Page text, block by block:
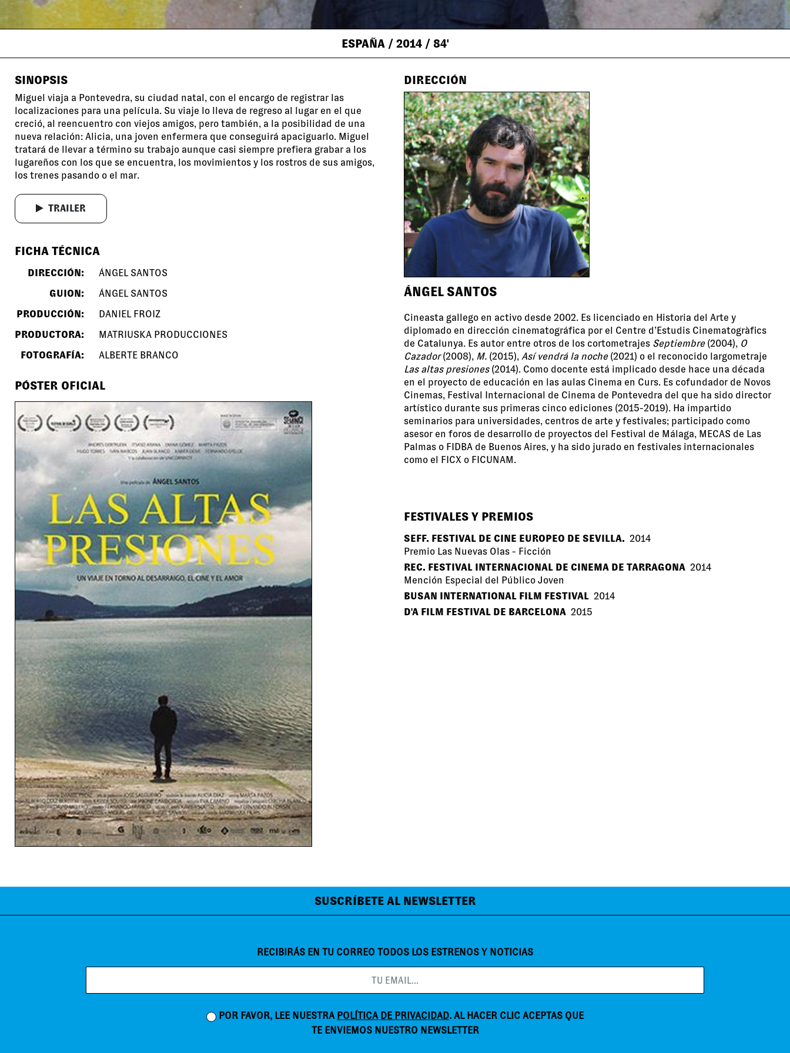
ESPAÑA / 2014 / 84'
SINOPSIS
Miguel viaja a Pontevedra, su ciudad natal, con el encargo de registrar las
localizaciones para una película. Su viaje lo lleva de regreso al lugar en el que
creció, al reencuentro con viejos amigos, pero también, a la posibilidad de una
nueva relación: Alicia, una joven enfermera que conseguirá apaciguarlo. Miguel
tratará de llevar a término su trabajo aunque casi siempre prefiera grabar a los
lugareños con los que se encuentra, los movimientos y los rostros de sus amigos,
los trenes pasando o el mar.
TRAILER
FICHA TÉCNICA
DIRECCIÓN:
ÁNGEL SANTOS
GUION:
ÁNGEL SANTOS
PRODUCCIÓN:
DANIEL FROIZ
PRODUCTORA:
MATRIUSKA PRODUCCIONES
FOTOGRAFÍA:
ALBERTE BRANCO
PÓSTER OFICIAL
DIRECCIÓN
ÁNGEL SANTOS
Cineasta gallego en activo desde 2002. Es licenciado en Historia del Arte y
diplomado en dirección cinematográfica por el Centre d’Estudis Cinematogràfics
de Catalunya. Es autor entre otros de los cortometrajes Septiembre(2004), O
Cazador(2008), M. (2015), Así vendrá la noche (2021) o el reconocido largometraje
Las altas presiones (2014). Como docente está implicado desde hace una década
en el proyecto de educación en las aulas Cinema en Curs. Es cofundador de Novos
Cinemas, Festival Internacional de Cinema de Pontevedra del que ha sido director
artístico durante sus primeras cinco ediciones (2015-2019). Ha impartido
seminarios para universidades, centros de arte y festivales; participado como
asesor en foros de desarrollo de proyectos del Festival de Málaga, MECAS de Las
Palmas o FIDBA de Buenos Aires, y ha sido jurado en festivales internacionales
como el FICX o FICUNAM.
FESTIVALES Y PREMIOS
SEFF. FESTIVAL DE CINE EUROPEO DE SEVILLA. 2014
Premio Las Nuevas Olas - Ficción
REC. FESTIVAL INTERNACIONAL DE CINEMA DE TARRAGONA 2014
Mención Especial del Público Joven
BUSAN INTERNATIONAL FILM FESTIVAL 2014
D'A FILM FESTIVAL DE BARCELONA 2015
SUSCRÍBETE AL NEWSLETTER
RECIBIRÁS EN TU CORREO TODOS LOS ESTRENOS Y NOTICIAS
POR FAVOR, LEE NUESTRA POLÍTICA DE PRIVACIDAD. AL HACER CLIC ACEPTAS QUE
TE ENVIEMOS NUESTRO NEWSLETTER